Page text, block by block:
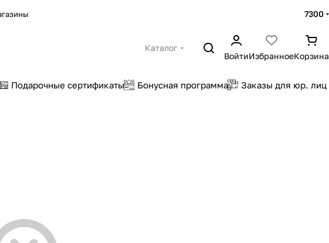
7300
Каталог
ВойтиИзбранноеКорзина
Подарочные сертификаты Бонусная программа Заказы для юр. лиц